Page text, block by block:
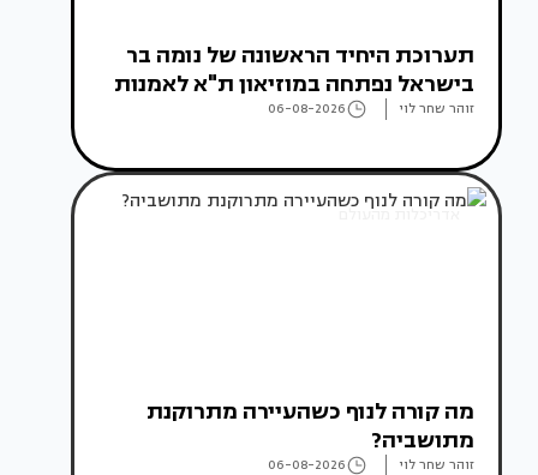
תערוכת היחיד הראשונה של נומה בר
בישראל נפתחה במוזיאון ת"א לאמנות
זוהר שחר לוי 06-08-2026
אדריכלות מהעולם
מה קורה לנוף כשהעיירה מתרוקנת
מתושביה?
זוהר שחר לוי 06-08-2026